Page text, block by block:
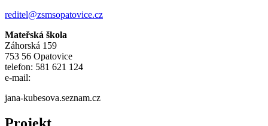
reditel@zsmsopatovice.cz
Mateřská škola
Záhorská 159
753 56 Opatovice
telefon: 581 621 124
e-mail:
jana-kubesova.seznam.cz
Projekt